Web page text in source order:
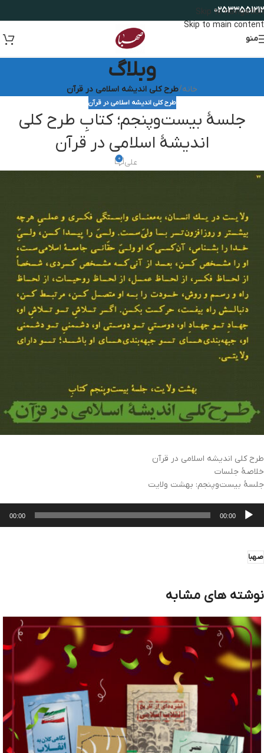
Skip to navigation
Skip to main content
02533551212
منو
وبلاگ
خانه/طرح کلی اندیشه اسلامی در قرآن
طرح کلی اندیشه اسلامی در قرآن
جلسۀ بیست‌وپنجم؛ کتابِ طرح کلی
اندیشۀ اسلامی در قرآن
علی 0
طرح کلی اندیشه اسلامی در قرآن
خلاصهٔ جلسات
جلسهٔ بیست‌و‌پنجم: بهشت ولایت
پخش‌کننده
صوت
00:00
00:00
صهبا
نوشته های مشابه